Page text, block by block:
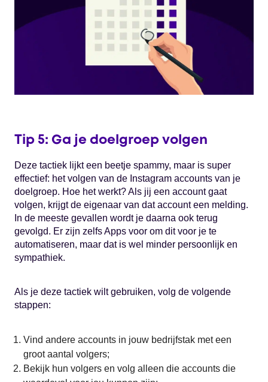
Tip 5: Ga je doelgroep volgen
Deze tactiek lijkt een beetje spammy, maar is super
effectief: het volgen van de Instagram accounts van je
doelgroep. Hoe het werkt? Als jij een account gaat
volgen, krijgt de eigenaar van dat account een melding.
In de meeste gevallen wordt je daarna ook terug
gevolgd. Er zijn zelfs Apps voor om dit voor je te
automatiseren, maar dat is wel minder persoonlijk en
sympathiek.
Als je deze tactiek wilt gebruiken, volg de volgende
stappen:
Vind andere accounts in jouw bedrijfstak met een
groot aantal volgers;
Bekijk hun volgers en volg alleen die accounts die